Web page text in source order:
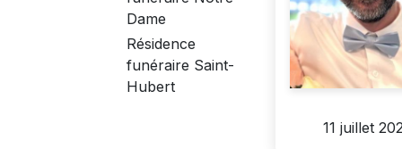
Dame
Résidence
funéraire Saint-
Hubert
11 juillet